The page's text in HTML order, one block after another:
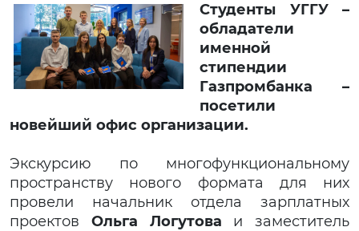
Студенты УГГУ –
обладатели
именной
стипендии
Газпромбанка –
посетили
новейший офис организации.
Экскурсию по многофункциональному
пространству нового формата для них
провели начальник отдела зарплатных
проектов Ольга Логутова и заместитель